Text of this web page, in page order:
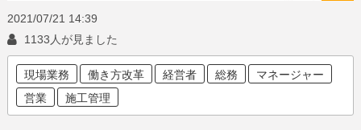
2021/07/21 14:39
1133人が見ました
現場業務 働き方改革 経営者 総務
マネージャー
営業
施工管理